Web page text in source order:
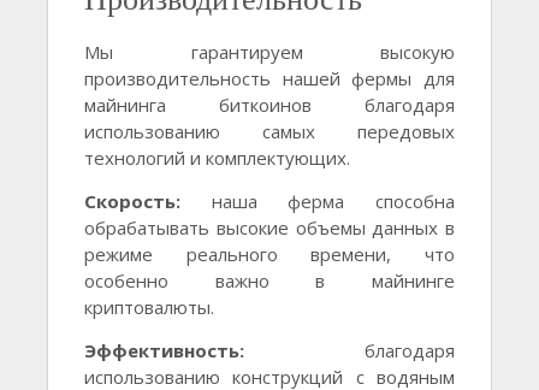
Мы гарантируем высокую
производительность нашей фермы для
майнинга биткоинов благодаря
использованию самых передовых
технологий и комплектующих.
Скорость: наша ферма способна
обрабатывать высокие объемы данных в
режиме реального времени, что
особенно важно в майнинге
криптовалюты.
Эффективность: благодаря
использованию конструкций с водяным